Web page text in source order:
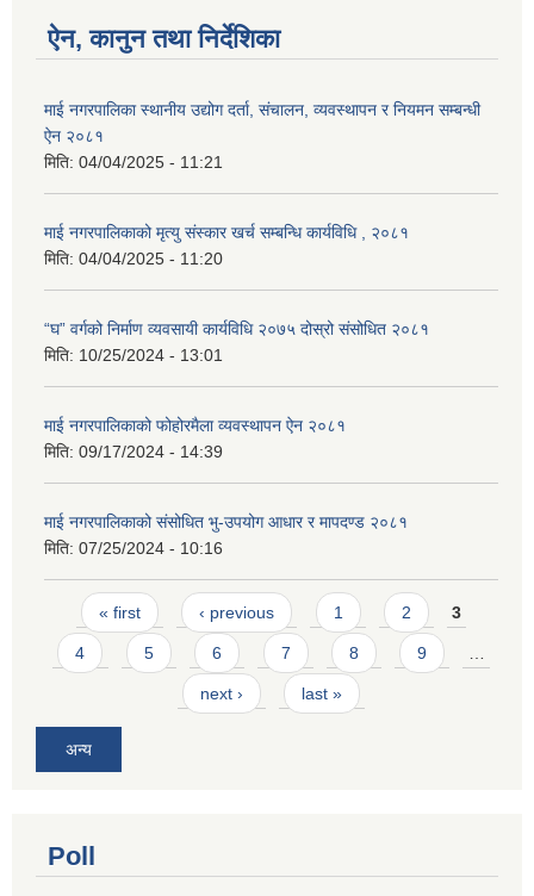
ऐन, कानुन तथा निर्देशिका
माई नगरपालिका स्थानीय उद्योग दर्ता, संचालन, व्यवस्थापन र नियमन सम्बन्धी
ऐन २०८१
मिति: 04/04/2025 - 11:21
माई नगरपालिकाको मृत्यु संस्कार खर्च सम्बन्धि कार्यविधि , २०८१
मिति: 04/04/2025 - 11:20
“घ” वर्गको निर्माण व्यवसायी कार्यविधि २०७५ दोस्रो संसोधित २०८१
मिति: 10/25/2024 - 13:01
माई नगरपालिकाको फोहोरमैला व्यवस्थापन ऐन २०८१
मिति: 09/17/2024 - 14:39
माई नगरपालिकाको संसोधित भु-उपयोग आधार र मापदण्ड २०८१
मिति: 07/25/2024 - 10:16
Pages
« first ‹ previous 1 2 3
4 5 6 7 8 9 …
next › last »
अन्य
Poll